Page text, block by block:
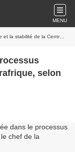
MENU
selon le chef de la MINUSCA
selon